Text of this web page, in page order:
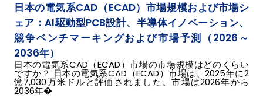
日本の電気系CAD（ECAD）市場規模および市場シ
ェア：AI駆動型PCB設計、半導体イノベーション、
競争ベンチマーキングおよび市場予測（2026～
2036年）
日本の電気系CAD（ECAD）市場の市場規模はどのくらい
ですか？ 日本の電気系CAD（ECAD）市場は、2025年に2
億7,030万米ドルと評価されました。市場は2026年から
2036年�